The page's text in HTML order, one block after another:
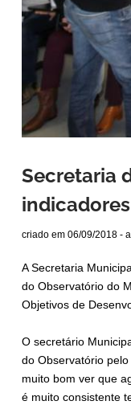
Secretaria
criado em 06/09/2018 -
A Secretaria
do Observatório do
Objetivos de
O secretário
do Observatório
muito bom ver que
é muito consistente